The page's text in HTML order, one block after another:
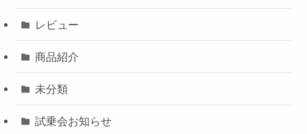
レビュー
商品紹介
未分類
試乗会お知らせ